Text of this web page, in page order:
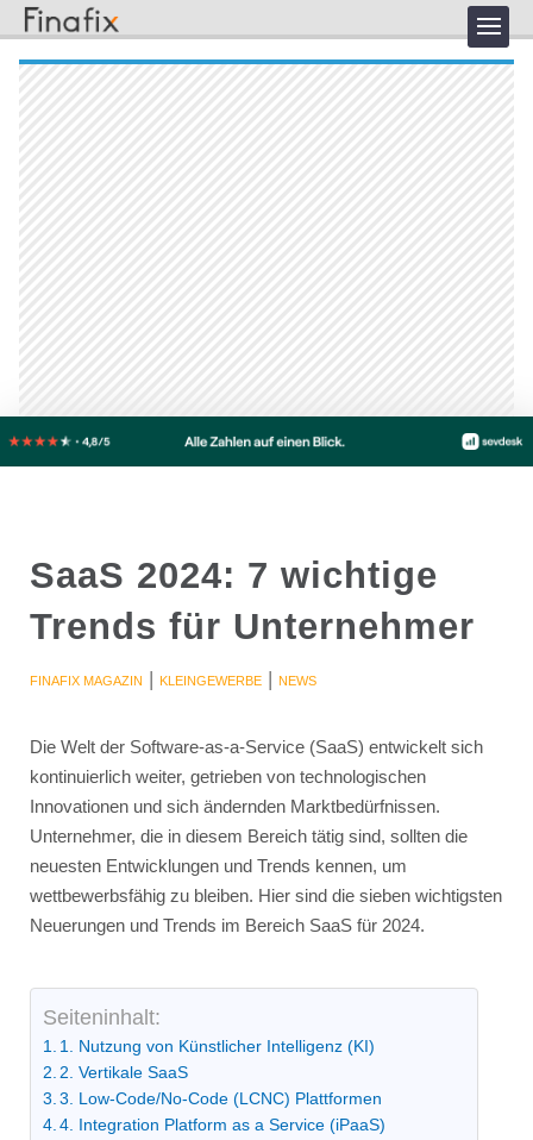
SaaS 2024: 7 wichtige
Trends für Unternehmer
FINAFIX MAGAZIN | KLEINGEWERBE| NEWS
Die Welt der Software-as-a-Service (SaaS) entwickelt sich
kontinuierlich weiter, getrieben von technologischen
Innovationen und sich ändernden Marktbedürfnissen.
Unternehmer, die in diesem Bereich tätig sind, sollten die
neuesten Entwicklungen und Trends kennen, um
wettbewerbsfähig zu bleiben. Hier sind die sieben wichtigsten
Neuerungen und Trends im Bereich SaaS für 2024.
Seiteninhalt:
1. Nutzung von Künstlicher Intelligenz (KI)
2. Vertikale SaaS
3. Low-Code/No-Code (LCNC) Plattformen
4. Integration Platform as a Service (iPaaS)